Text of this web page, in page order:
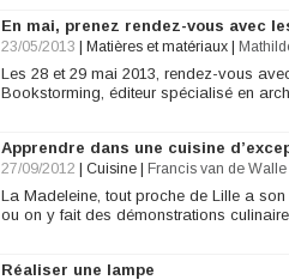
En mai, prenez rendez-vous avec
23/05/2013 Matières et matériaux
Les 28 et 29 mai 2013, rendez-vous
Bookstorming, éditeur spécialisé en
Apprendre dans une cuisine
27/09/2012 Cuisine Francis van de Walle
La Madeleine, tout proche de Lille a
ou on y fait des démonstrations
Réaliser une lampe